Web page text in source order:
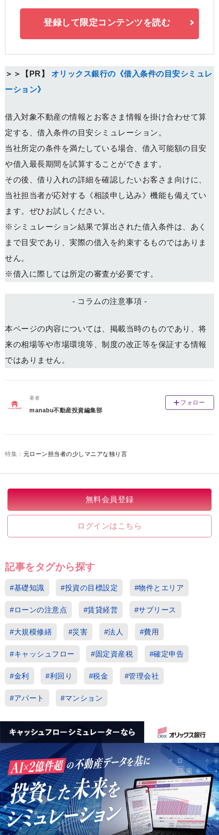
登録して限定コンテンツを読む
＞＞【PR】 オリックス銀行の《借入条件の目安シミュレ
ーション》
借入対象不動産の情報とお客さま情報を掛け合わせて算
定する、借入条件の目安シミュレーション。
当社所定の条件を満たしている場合、借入可能額の目安
や借入最長期間を試算することができます。
その後、借り入れの詳細を確認したいお客さま向けに、
当社担当者が応対する《相談申し込み》機能も備えてい
ます。ぜひお試しください。
※シミュレーション結果で算出された借入条件は、あく
まで目安であり、実際の借入を約束するものではありま
せん。
※借入に際しては所定の審査が必要です。
- コラムの注意事項 -
本ページの内容については、掲載当時のものであり、将
来の相場等や市場環境等、制度の改正等を保証する情報
ではありません。
著者
manabu不動産投資編集部
フォロー
元ローン担当者の少しマニアな独り言
無料会員登録
ログインはこちら
記事をタグから探す
#基礎知識 #投資の目標設定 #物件とエリア
#ローンの注意点 #賃貸経営 #サブリース
#大規模修繕 #災害 #法人 #費用
#キャッシュフロー #固定資産税 #確定申告
#金利 #利回り #税金 #管理会社
#アパート #マンション